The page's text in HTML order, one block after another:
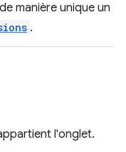
manière unique un
.
l'onglet.